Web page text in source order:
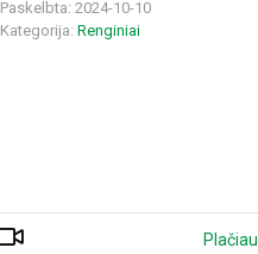
Paskelbta: 2024-10-10
Kategorija: Renginiai
Plačiau